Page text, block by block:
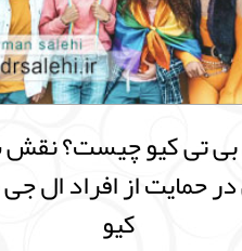
بی تی کیو چیست؟
در حمایت از افراد ال
کیو